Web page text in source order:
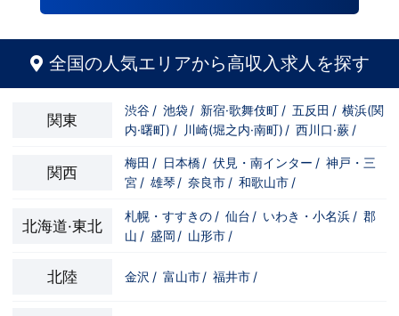
全国の人気エリアから高収入求人を探す
関東
渋谷 / 池袋 / 新宿·歌舞伎町 / 五反田 / 横浜(関
内·曙町) / 川崎(堀之内·南町) / 西川口·蕨 /
関西
梅田 / 日本橋 / 伏見・南インター / 神戸・三
宮 / 雄琴 / 奈良市 / 和歌山市 /
北海道·東北
札幌・すすきの / 仙台 / いわき・小名浜 / 郡
山 / 盛岡 / 山形市 /
北陸 金沢 / 富山市 / 福井市 /